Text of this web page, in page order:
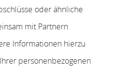
oder ähnliche
mit Partnern
Informationen hierzu
personenbezogenen